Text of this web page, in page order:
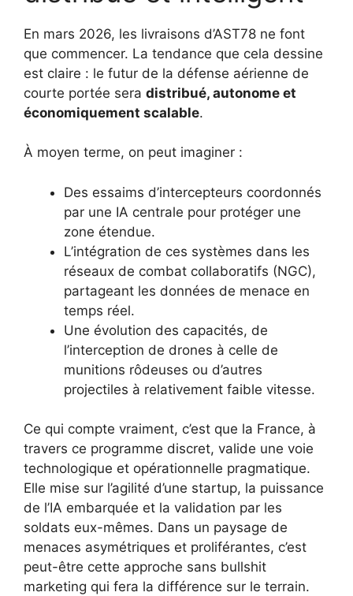
En mars 2026, les livraisons d’AST78 ne font
que commencer. La tendance que cela dessine
est claire : le futur de la défense aérienne de
courte portée sera distribué, autonome et
économiquement scalable.
À moyen terme, on peut imaginer :
Des essaims d’intercepteurs coordonnés
par une IA centrale pour protéger une
zone étendue.
L’intégration de ces systèmes dans les
réseaux de combat collaboratifs (NGC),
partageant les données de menace en
temps réel.
Une évolution des capacités, de
l’interception de drones à celle de
munitions rôdeuses ou d’autres
projectiles à relativement faible vitesse.
Ce qui compte vraiment, c’est que la France, à
travers ce programme discret, valide une voie
technologique et opérationnelle pragmatique.
Elle mise sur l’agilité d’une startup, la puissance
de l’IA embarquée et la validation par les
soldats eux-mêmes. Dans un paysage de
menaces asymétriques et proliférantes, c’est
peut-être cette approche sans bullshit
marketing qui fera la différence sur le terrain.